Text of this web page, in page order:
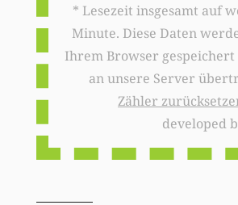
* Lesezeit insgesamt auf
Minute. Diese Daten
Ihrem Browser
an unsere Server
Zähler
developed